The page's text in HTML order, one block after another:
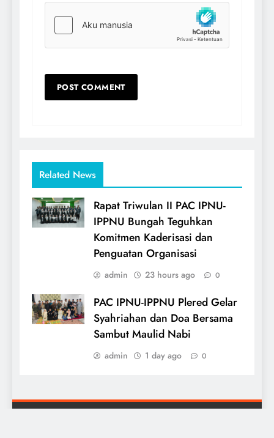
Related News
Rapat Triwulan II PAC IPNU-
IPPNU Bungah Teguhkan
Komitmen Kaderisasi dan
Penguatan Organisasi
admin 23 hours ago 0
PAC IPNU-IPPNU Plered Gelar
Syahriahan dan Doa Bersama
Sambut Maulid Nabi
admin 1 day ago 0